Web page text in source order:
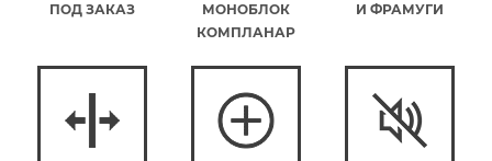
ПОД ЗАКАЗ
МОНОБЛОК
КОМПЛАНАР
И ФРАМУГИ